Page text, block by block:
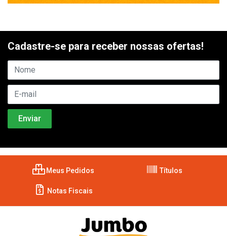
Cadastre-se para receber nossas ofertas!
Meus Pedidos Títulos
Notas Fiscais